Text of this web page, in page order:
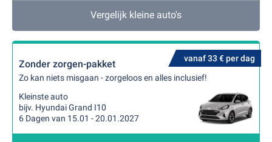
Vergelijk kleine auto's
vanaf 33 € per dag
Zonder zorgen-pakket
Zo kan niets misgaan - zorgeloos en alles inclusief!
Kleinste auto
bijv. Hyundai Grand I10
6 Dagen van 15.01 - 20.01.2027